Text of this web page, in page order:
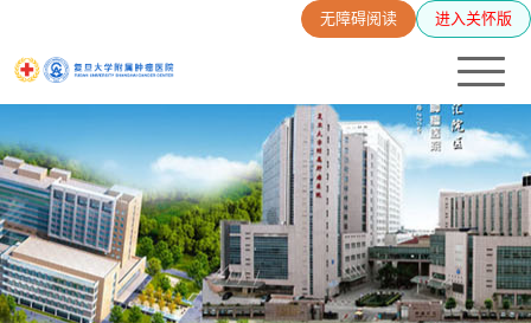
无障碍阅读 进入关怀版